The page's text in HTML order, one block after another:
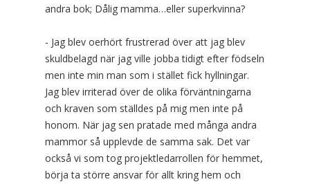
andra bok; Dålig mamma…eller superkvinna?
- Jag blev oerhört frustrerad över att jag blev
skuldbelagd när jag ville jobba tidigt efter födseln
men inte min man som i stället fick hyllningar.
Jag blev irriterad över de olika förväntningarna
och kraven som ställdes på mig men inte på
honom. När jag sen pratade med många andra
mammor så upplevde de samma sak. Det var
också vi som tog projektledarrollen för hemmet,
börja ta större ansvar för allt kring hem och